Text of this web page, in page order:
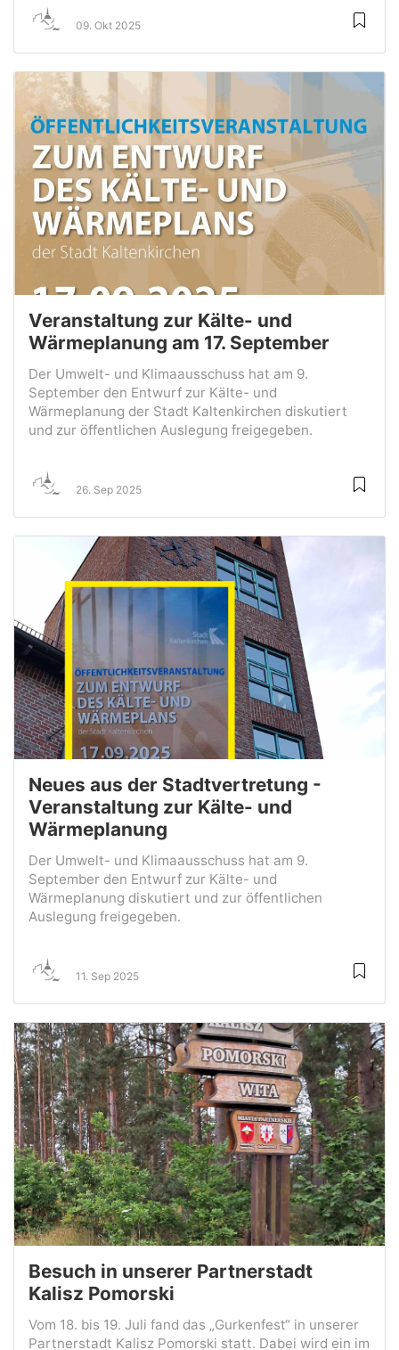
09. Okt 2025
Veranstaltung zur Kälte- und
Wärmeplanung am 17. September
Der Umwelt- und Klimaausschuss hat am 9.
September den Entwurf zur Kälte- und
Wärmeplanung der Stadt Kaltenkirchen diskutiert
und zur öffentlichen Auslegung freigegeben.
26. Sep 2025
Neues aus der Stadtvertretung -
Veranstaltung zur Kälte- und
Wärmeplanung
Der Umwelt- und Klimaausschuss hat am 9.
September den Entwurf zur Kälte- und
Wärmeplanung diskutiert und zur öffentlichen
Auslegung freigegeben.
11. Sep 2025
Besuch in unserer Partnerstadt
Kalisz Pomorski
Vom 18. bis 19. Juli fand das „Gurkenfest“ in unserer
Partnerstadt Kalisz Pomorski statt. Dabei wird ein im